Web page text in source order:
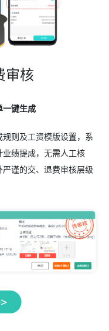
审核
一键生成
则及工资模版设置，系
绩提成，无需人工核
谨的交、退费审核层级